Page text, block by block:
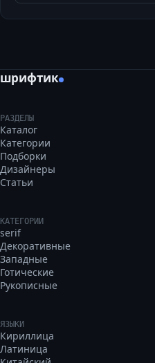
шрифтик
РАЗДЕЛЫ
Каталог
Категории
Подборки
Дизайнеры
Статьи
КАТЕГОРИИ
serif
Декоративные
Западные
Готические
Рукописные
ЯЗЫКИ
Кириллица
Латиница